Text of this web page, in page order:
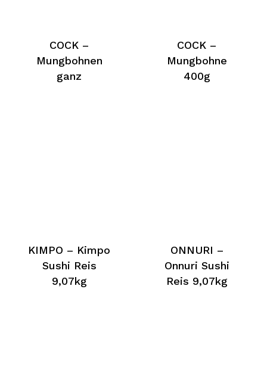
COCK –
Mungbohnen
ganz
COCK –
Mungbohne
400g
KIMPO – Kimpo
Sushi Reis
9,07kg
ONNURI –
Onnuri Sushi
Reis 9,07kg